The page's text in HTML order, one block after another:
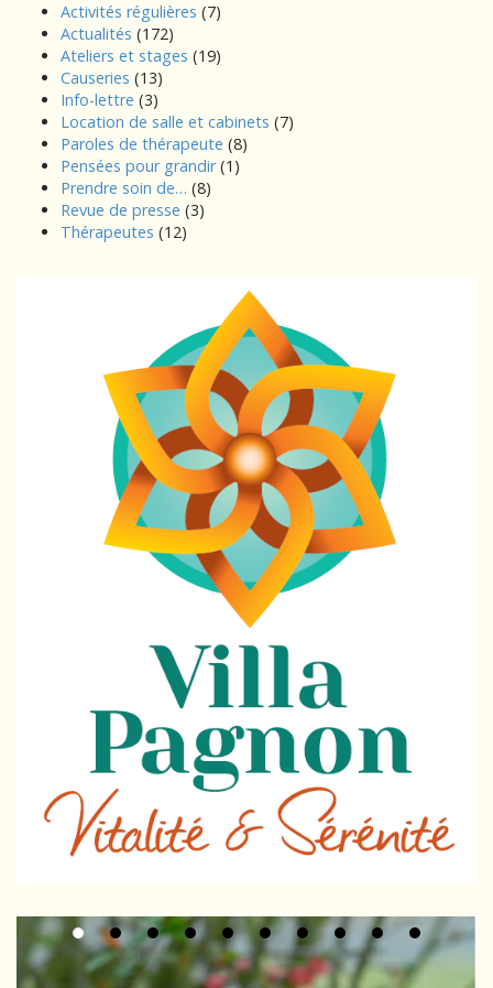
Activités régulières (7)
Actualités (172)
Ateliers et stages (19)
Causeries (13)
Info-lettre (3)
Location de salle et cabinets (7)
Paroles de thérapeute (8)
Pensées pour grandir(1)
Prendre soin de… (8)
Revue de presse (3)
Thérapeutes (12)